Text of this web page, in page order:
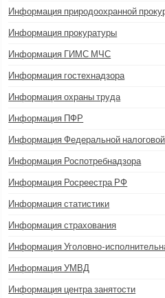
Информация природоохранной
Информация прокуратуры
Информация ГИМС МЧС
Информация гостехнадзора
Информация охраны труда
Информация ПФР
Информация Федеральной
Информация Роспотребнадзора
Информация Росреестра РФ
Информация статистики
Информация страхования
Информация Уголовно-
Информация УМВД
Информация центра занятости